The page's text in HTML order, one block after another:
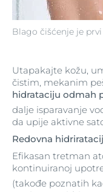
Blago čišćenje je
Utapakajte kožu,
čistim, mekanim
hidrataciju odmah
dalje isparavanje
da upije aktivne
Redovna
Efikasan tretman
kontinuiranoj
(takođe poznatih